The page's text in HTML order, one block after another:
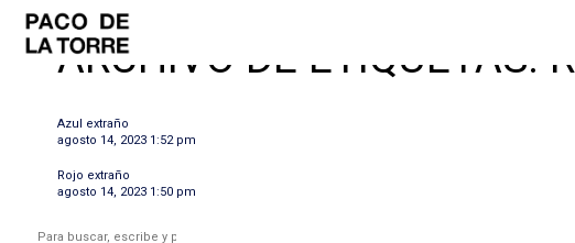
ARCHIVO DE ETIQUETAS: R-
Azul extraño
agosto 14, 2023 1:52 pm
Rojo extraño
agosto 14, 2023 1:50 pm